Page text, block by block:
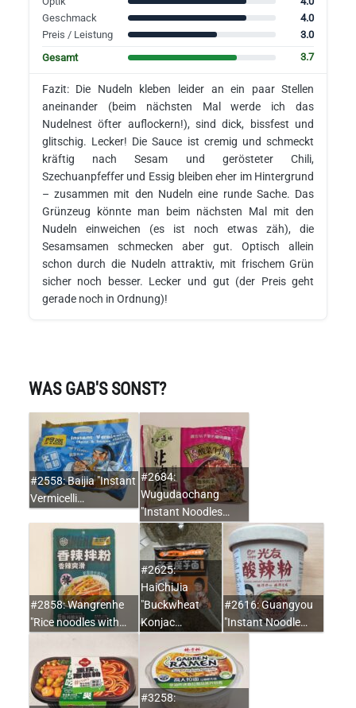
Geschmack
4.0
Preis / Leistung
3.0
Gesamt
3.7
Fazit: Die Nudeln kleben leider an ein paar Stellen
aneinander (beim nächsten Mal werde ich das
Nudelnest öfter auflockern!), sind dick, bissfest und
glitschig. Lecker! Die Sauce ist cremig und schmeckt
kräftig nach Sesam und gerösteter Chili,
Szechuanpfeffer und Essig bleiben eher im Hintergrund
– zusammen mit den Nudeln eine runde Sache. Das
Grünzeug könnte man beim nächsten Mal mit den
Nudeln einweichen (es ist noch etwas zäh), die
Sesamsamen schmecken aber gut. Optisch allein
schon durch die Nudeln attraktiv, mit frischem Grün
sicher noch besser. Lecker und gut (der Preis geht
gerade noch in Ordnung)!
WAS GAB'S SONST?
#2558: Baijia "Instant
Vermicelli…
#2684:
Wugudaochang
"Instant Noodles…
#2858: Wangrenhe
"Rice noodles with…
#2625:
HaiChiJia
"Buckwheat
Konjac…
#2616: Guangyou
"Instant Noodle…
#3258: